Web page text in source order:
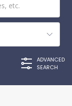
ADVANCED
SEARCH